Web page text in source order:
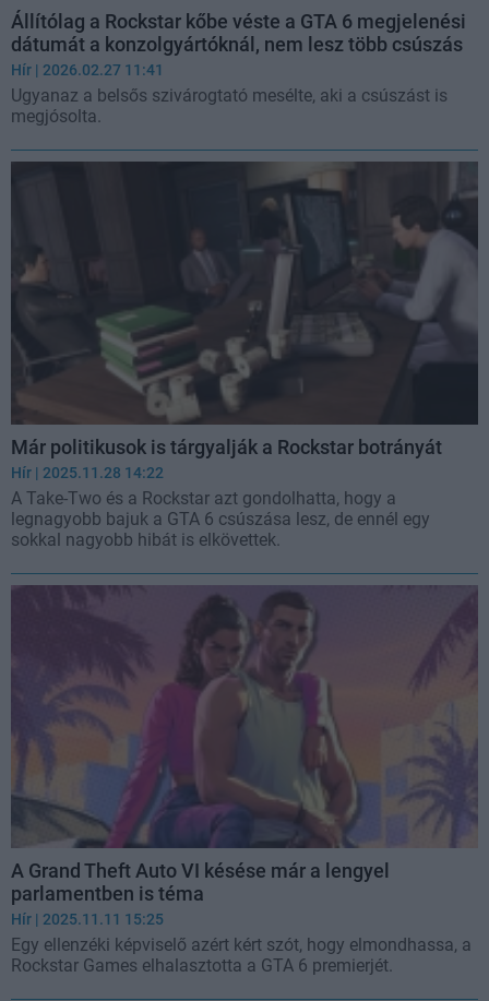
Állítólag a Rockstar kőbe véste a GTA 6 megjelenési
dátumát a konzolgyártóknál, nem lesz több csúszás
Hír | 2026.02.27 11:41
Ugyanaz a belsős szivárogtató mesélte, aki a csúszást is
megjósolta.
Már politikusok is tárgyalják a Rockstar botrányát
Hír | 2025.11.28 14:22
A Take-Two és a Rockstar azt gondolhatta, hogy a
legnagyobb bajuk a GTA 6 csúszása lesz, de ennél egy
sokkal nagyobb hibát is elkövettek.
A Grand Theft Auto VI késése már a lengyel
parlamentben is téma
Hír | 2025.11.11 15:25
Egy ellenzéki képviselő azért kért szót, hogy elmondhassa, a
Rockstar Games elhalasztotta a GTA 6 premierjét.